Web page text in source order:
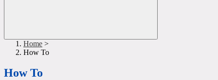
Home >
How To
How To